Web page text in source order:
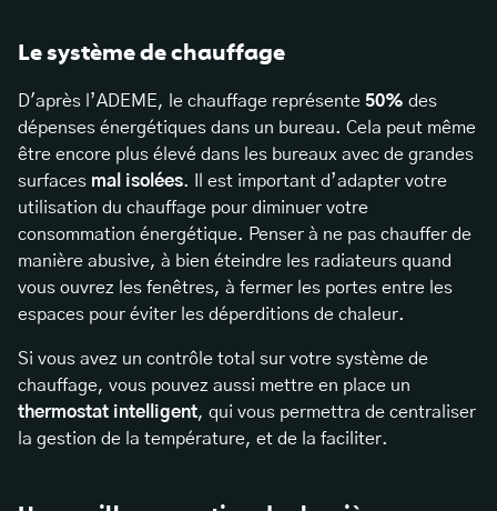
Le système de chauffage
D'après l’ADEME, le chauffage représente 50% des
dépenses énergétiques dans un bureau. Cela peut même
être encore plus élevé dans les bureaux avec de grandes
surfaces mal isolées. Il est important d’adapter votre
utilisation du chauffage pour diminuer votre
consommation énergétique. Penser à ne pas chauffer de
manière abusive, à bien éteindre les radiateurs quand
vous ouvrez les fenêtres, à fermer les portes entre les
espaces pour éviter les déperditions de chaleur.
Si vous avez un contrôle total sur votre système de
chauffage, vous pouvez aussi mettre en place un
thermostat intelligent, qui vous permettra de centraliser
la gestion de la température, et de la faciliter.